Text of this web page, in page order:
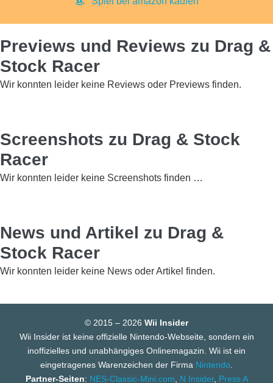
Previews und Reviews zu Drag &
Stock Racer
Wir konnten leider keine Reviews oder Previews finden.
Screenshots zu Drag & Stock
Racer
Wir konnten leider keine Screenshots finden …
News und Artikel zu Drag &
Stock Racer
Wir konnten leider keine News oder Artikel finden.
© 2015 – 2026 Wii Insider
Wii Insider ist keine offizielle Nintendo-Webseite, sondern ein
inoffizielles und unabhängiges Onlinemagazin. Wii ist ein
eingetragenes Warenzeichen der Firma Nintendo.
Partner-Seiten: NES-Classic-Mini.com, N Insider, Press A